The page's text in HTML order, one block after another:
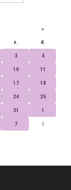
»
s. d.
3 4
10 11
17 18
24 25
31 1
7 8